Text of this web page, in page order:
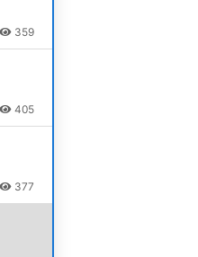
359
405
377